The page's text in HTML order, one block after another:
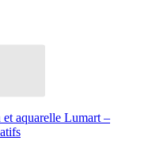
et aquarelle Lumart –